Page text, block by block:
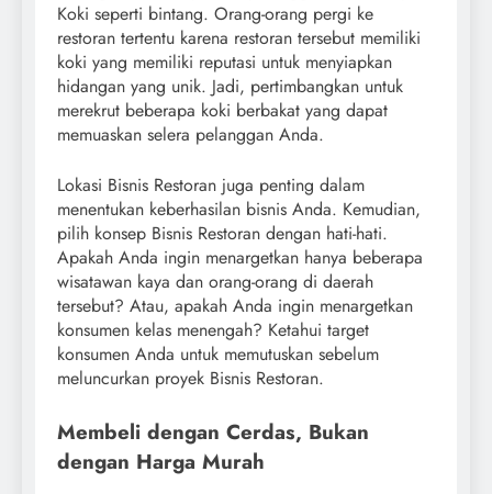
Koki seperti bintang. Orang-orang pergi ke
restoran tertentu karena restoran tersebut memiliki
koki yang memiliki reputasi untuk menyiapkan
hidangan yang unik. Jadi, pertimbangkan untuk
merekrut beberapa koki berbakat yang dapat
memuaskan selera pelanggan Anda.
Lokasi Bisnis Restoran juga penting dalam
menentukan keberhasilan bisnis Anda. Kemudian,
pilih konsep Bisnis Restoran dengan hati-hati.
Apakah Anda ingin menargetkan hanya beberapa
wisatawan kaya dan orang-orang di daerah
tersebut? Atau, apakah Anda ingin menargetkan
konsumen kelas menengah? Ketahui target
konsumen Anda untuk memutuskan sebelum
meluncurkan proyek Bisnis Restoran.
Membeli dengan Cerdas, Bukan
dengan Harga Murah